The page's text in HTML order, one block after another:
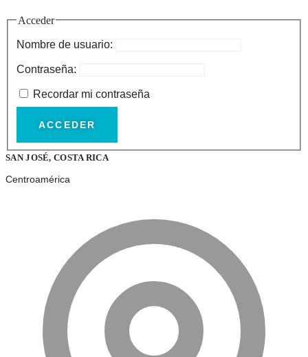
Acceder
Nombre de usuario:
Contraseña:
Recordar mi contraseña
ACCEDER
SAN JOSÉ, COSTA RICA
Centroamérica